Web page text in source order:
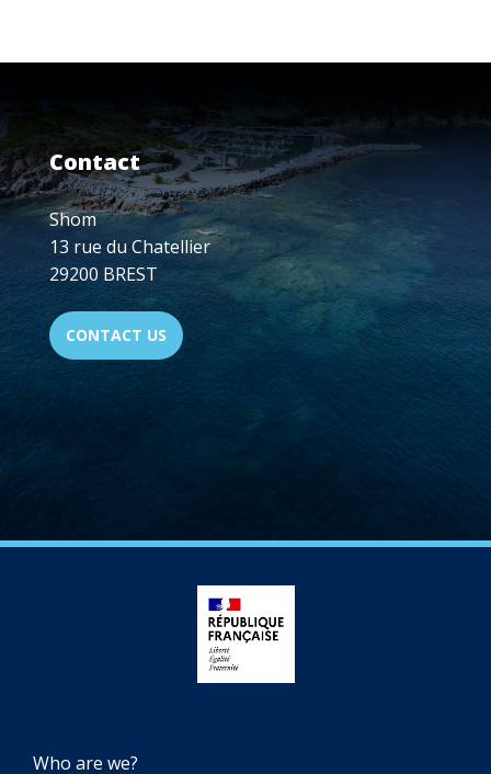
Contact
Shom
13 rue du Chatellier
29200 BREST
CONTACT US
NAVIGATION
Who are we?